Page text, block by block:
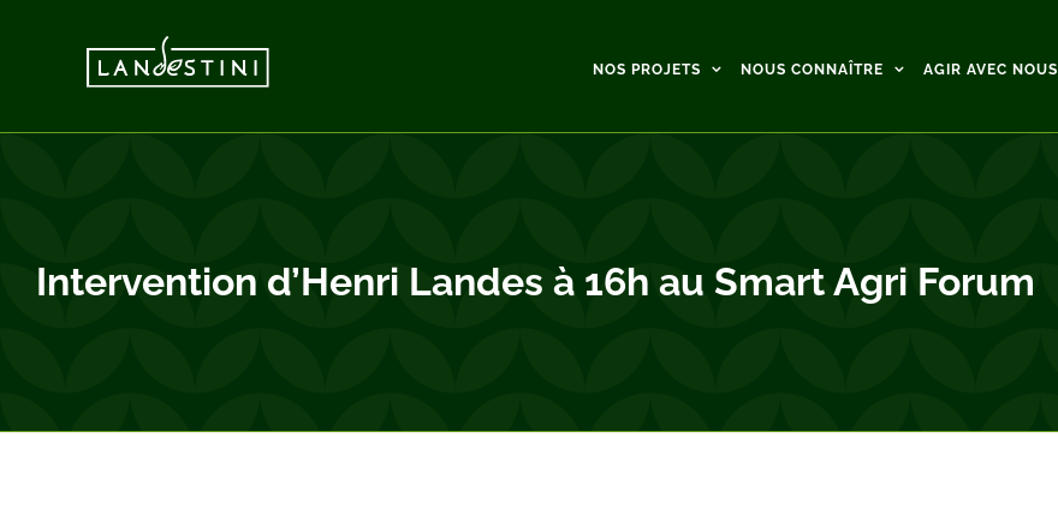
NOS PROJETS NOUS CONNAÎTRE AGIR AVEC NOUS
Intervention d’Henri Landes à 16h au Smart Agri Forum